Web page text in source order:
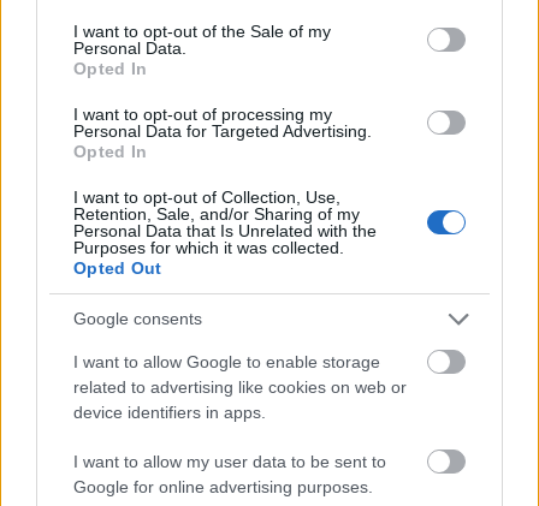
consent section.
I want to opt-out of the Sale of my
Personal Data.
Opted In
I want to opt-out of processing my
Personal Data for Targeted Advertising.
Opted In
I want to opt-out of Collection, Use,
Retention, Sale, and/or Sharing of my
Personal Data that Is Unrelated with the
Purposes for which it was collected.
Opted Out
Google consents
I want to allow Google to enable storage
related to advertising like cookies on web or
device identifiers in apps.
I want to allow my user data to be sent to
Google for online advertising purposes.
hatdarabos díszdoboz 1050 forint, és ők is
készíteni söröset. A csilis trüffelük fenséges,
lehet nyögdécselés nélkül megállni.